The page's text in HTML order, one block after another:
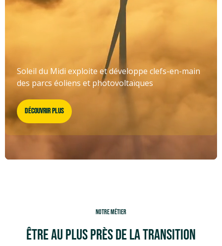
Soleil du Midi exploite et développe clefs-en-main
des parcs éoliens et photovoltaïques
Découvrir Plus
Découvrir Plus
NOTRE MÉTIER
Être au plus près de la transition